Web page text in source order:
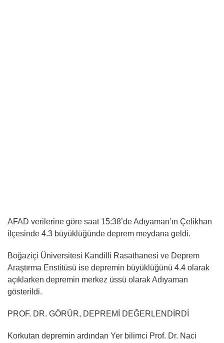
AFAD verilerine göre saat 15:38’de Adıyaman’ın Çelikhan
ilçesinde 4.3 büyüklüğünde deprem meydana geldi.
Boğaziçi Üniversitesi Kandilli Rasathanesi ve Deprem
Araştırma Enstitüsü ise depremin büyüklüğünü 4.4 olarak
açıklarken depremin merkez üssü olarak Adıyaman
gösterildi.
PROF. DR. GÖRÜR, DEPREMİ DEĞERLENDİRDİ
Korkutan depremin ardından Yer bilimci Prof. Dr. Naci